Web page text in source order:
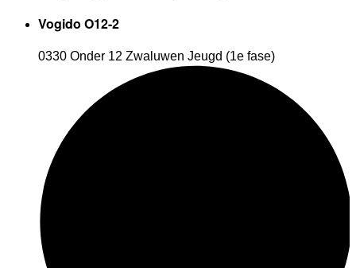
Vogido O12-2
0330 Onder 12 Zwaluwen Jeugd (1e fase)